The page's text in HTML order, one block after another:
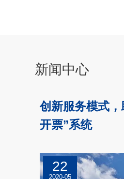
新闻中心
创新服务模式
开票”系统
22
2020-05